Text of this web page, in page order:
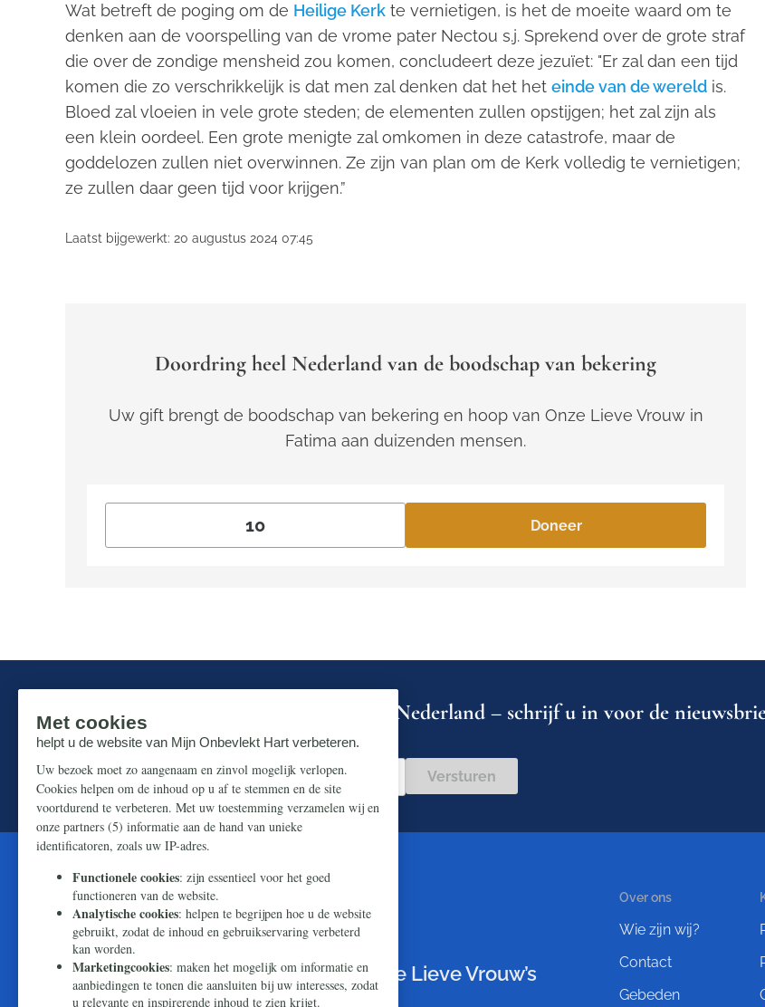
Wat betreft de poging om de Heilige Kerk te vernietigen, is het de moeite waard om te
denken aan de voorspelling van de vrome pater Nectou s.j. Sprekend over de grote straf
die over de zondige mensheid zou komen, concludeert deze jezuïet: "Er zal dan een tijd
komen die zo verschrikkelijk is dat men zal denken dat het het einde van de wereld is.
Bloed zal vloeien in vele grote steden; de elementen zullen opstijgen; het zal zijn als
een klein oordeel. Een grote menigte zal omkomen in deze catastrofe, maar de
goddelozen zullen niet overwinnen. Ze zijn van plan om de Kerk volledig te vernietigen;
ze zullen daar geen tijd voor krijgen.”
Laatst bijgewerkt: 20 augustus 2024 07:45
Doordring heel Nederland van de boodschap van bekering
Uw gift brengt de boodschap van bekering en hoop van Onze Lieve Vrouw in
Fatima aan duizenden mensen.
Doneer
Mis niks in de strijd om ons prachtige Nederland – schrijf u in voor de
Zorg dat u geen enkel belangrijk artikel mist.
Versturen
U kunt de wereld bereiken met Onze Lieve Vrouw’s
boodschap van hoop en redding
Over ons
Wie zijn wij?
Contact
Gebeden